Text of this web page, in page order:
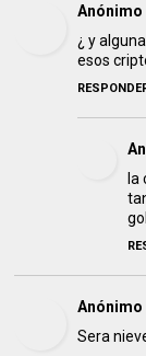
Anónimo
¿ y
esos
la
Anónimo
Sera